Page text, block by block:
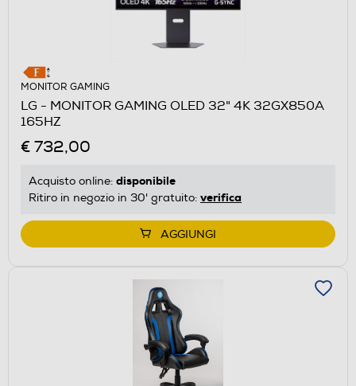
MONITOR GAMING
LG - MONITOR GAMING OLED 32" 4K 32GX850A
165HZ
€ 732,00
Acquisto online: disponibile
Ritiro in negozio in 30' gratuito: verifica
AGGIUNGI